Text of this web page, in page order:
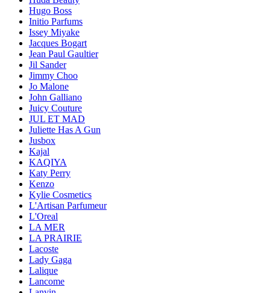
Hugo Boss
Initio Parfums
Issey Miyake
Jacques Bogart
Jean Paul Gaultier
Jil Sander
Jimmy Choo
Jo Malone
John Galliano
Juicy Couture
JUL ET MAD
Juliette Has A Gun
Jusbox
Kajal
KAQIYA
Katy Perry
Kenzo
Kylie Cosmetics
L'Artisan Parfumeur
L'Oreal
LA MER
LA PRAIRIE
Lacoste
Lady Gaga
Lalique
Lancome